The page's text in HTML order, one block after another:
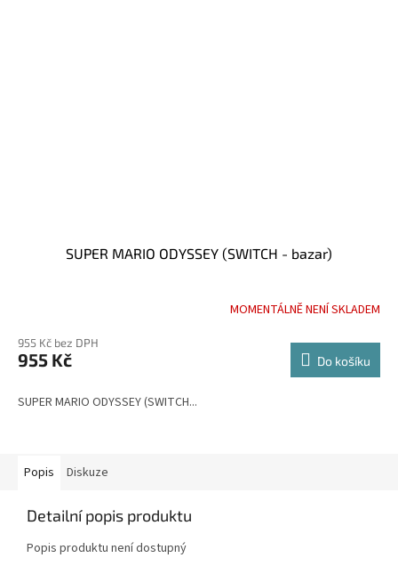
SUPER MARIO ODYSSEY (SWITCH - bazar)
MOMENTÁLNĚ NENÍ SKLADEM
955 Kč bez DPH
955 Kč Do košíku
SUPER MARIO ODYSSEY (SWITCH...
Popis Diskuze
Detailní popis produktu
Popis produktu není dostupný